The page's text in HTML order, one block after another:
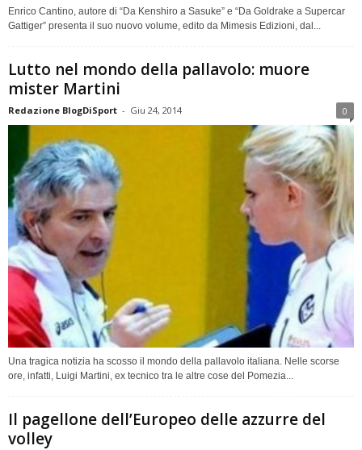
Enrico Cantino, autore di “Da Kenshiro a Sasuke” e “Da Goldrake a Supercar
Gattiger” presenta il suo nuovo volume, edito da Mimesis Edizioni, dal...
Lutto nel mondo della pallavolo: muore
mister Martini
Redazione BlogDiSport - Giu 24, 2014 0
Una tragica notizia ha scosso il mondo della pallavolo italiana. Nelle scorse
ore, infatti, Luigi Martini, ex tecnico tra le altre cose del Pomezia...
Il pagellone dell’Europeo delle azzurre del
volley